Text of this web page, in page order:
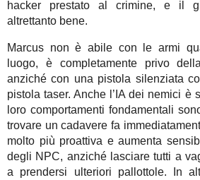
hacker prestato al crimine, e il
altrettanto bene.
Marcus non è abile con le armi
luogo, è completamente privo
anziché con una pistola silenziata
pistola taser. Anche l’IA dei nemici è
loro comportamenti fondamentali
trovare un cadavere fa
molto più proattiva e aumenta
degli NPC, anziché lasciare tutti a
a prendersi ulteriori pallottole. In